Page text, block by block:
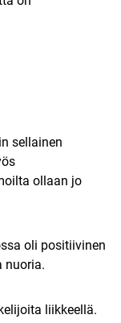
sellainen
ollaan jo
oli positiivinen
nuoria.
liikkeellä.